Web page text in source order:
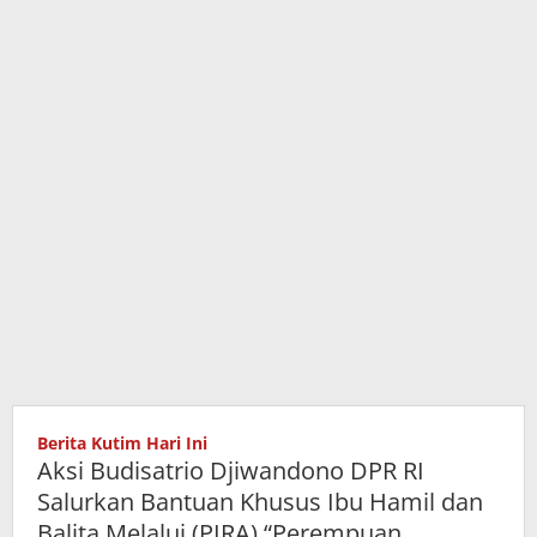
Berita Kutim Hari Ini
Aksi Budisatrio Djiwandono DPR RI
Salurkan Bantuan Khusus Ibu Hamil dan